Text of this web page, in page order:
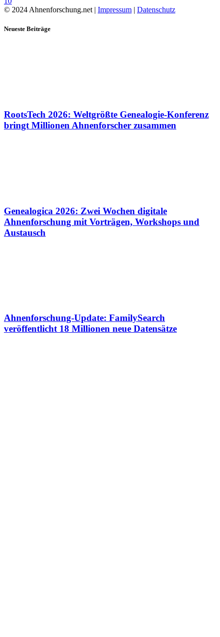
© 2024 Ahnenforschung.net | Impressum | Datenschutz
Neueste Beiträge
RootsTech 2026: Weltgrößte Genealogie-Konferenz
bringt Millionen Ahnenforscher zusammen
Genealogica 2026: Zwei Wochen digitale
Ahnenforschung mit Vorträgen, Workshops und
Austausch
Ahnenforschung-Update: FamilySearch
veröffentlicht 18 Millionen neue Datensätze